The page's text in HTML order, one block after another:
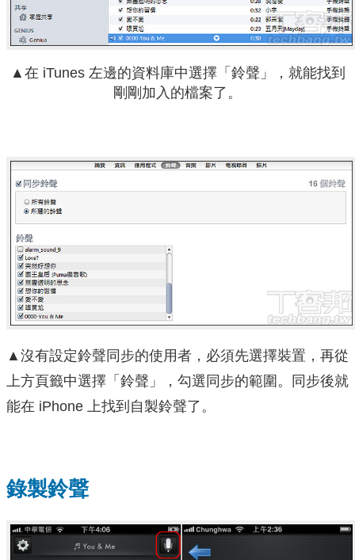
▲在 iTunes 左邊的資料庫中選擇「鈴聲」，就能找到
剛剛加入的檔案了。
▲沒有設定鈴聲同步的使用者，必須先選擇裝置，再從
上方頁籤中選擇「鈴聲」，勾選同步的範圍。同步後就
能在 iPhone 上找到自製鈴聲了。
錄製鈴聲